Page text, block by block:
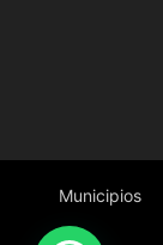
Municipios